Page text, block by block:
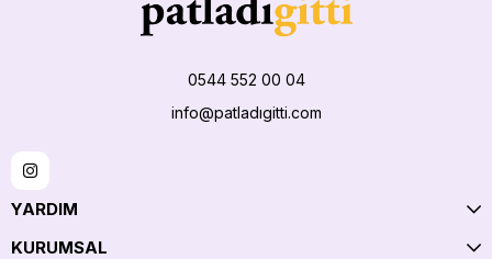
0544 552 00 04
info@patladıgitti.com
YARDIM
KURUMSAL